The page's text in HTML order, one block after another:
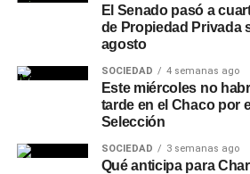
Desde la entidad remarcaron que
sus clientes realizar simulaciones
de contraseñas, instalación de
transferencias de dinero, y
a través de los canales oficiales del
verificado 3624161290
El Senado pasó a
de Propiedad Privada
agosto
SOCIEDAD 4 semanas ago
Este miércoles no
tarde en el Chaco por
Selección
SOCIEDAD 3 semanas ago
Qué anticipa para